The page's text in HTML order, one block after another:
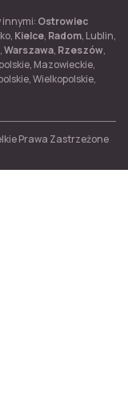
innymi: Ostrowiec
Kielce, Radom, Lublin,
,Warszawa, Rzeszów,
Mazowieckie,
Wielkopolskie,
Prawa Zastrzeżone